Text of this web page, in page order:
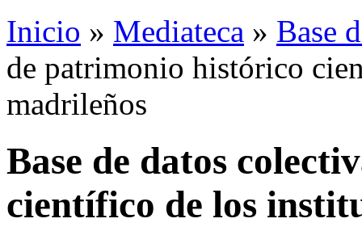
Inicio » Mediateca » Base
de patrimonio histórico
madrileños
Base de datos
científico de los